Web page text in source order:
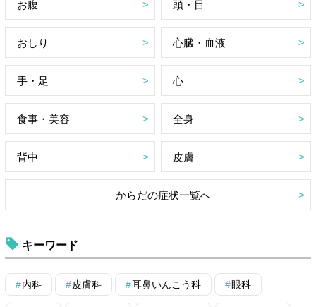
お腹 頭・目
おしり 心臓・血液
手・足 心
食事・美容 全身
背中 皮膚
からだの症状一覧へ
キーワード
内科 皮膚科 耳鼻いんこう科 眼科